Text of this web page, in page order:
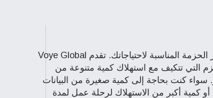
الخطوة الأولى هي اختيار الحزمة المناسبة لاحتياجاتك. تقدم Voye Global
التي تتكيف مع استهلاك كمية متنوعة من
سواء كنت بحاجة إلى كمية صغيرة من البيانات
كمية أكبر من الاستهلاك لرحلة عمل لمدة